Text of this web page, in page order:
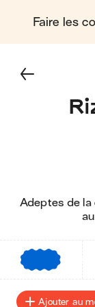
Faire les
Adeptes de
Ajouter au